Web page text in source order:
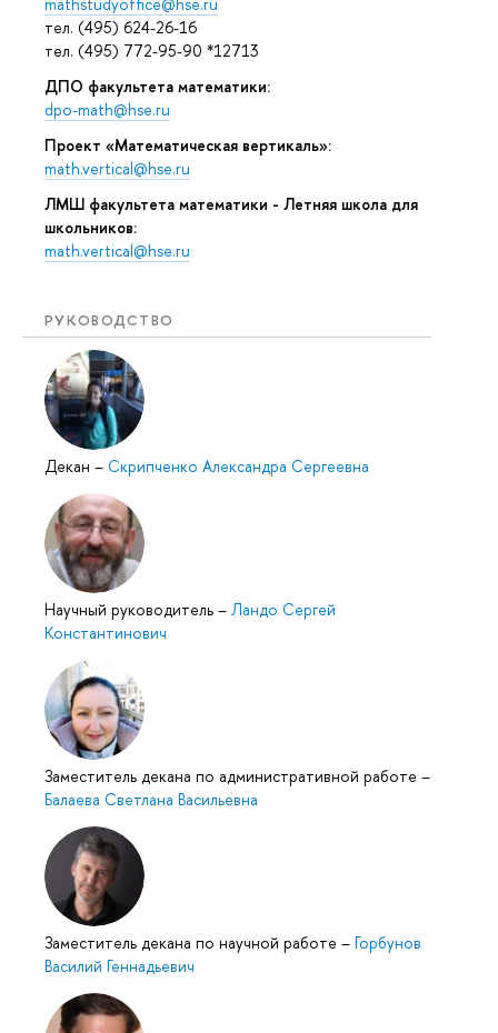
тел. (495) 624-26-16
тел. (495) 772-95-90 *12713
ДПО факультета математики:
dpo-math@hse.ru
Проект «Математическая вертикаль»:
math.vertical@hse.ru
ЛМШ факультета математики - Летняя школа для
школьников:
math.vertical@hse.ru
РУКОВОДСТВО
Декан – Скрипченко Александра Сергеевна
Научный руководитель – Ландо Сергей
Константинович
Заместитель декана по административной работе –
Балаева Светлана Васильевна
Заместитель декана по научной работе – Горбунов
Василий Геннадьевич